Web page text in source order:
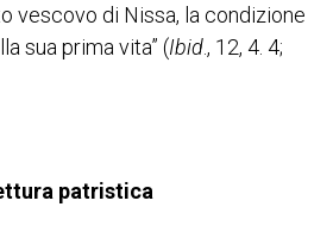
vescovo di Nissa, la condizione
sua prima vita” (Ibid., 12, 4. 4;
patristica